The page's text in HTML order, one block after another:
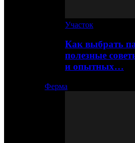
Участок
Как выбрать
полезные
и опытных…
Ферма